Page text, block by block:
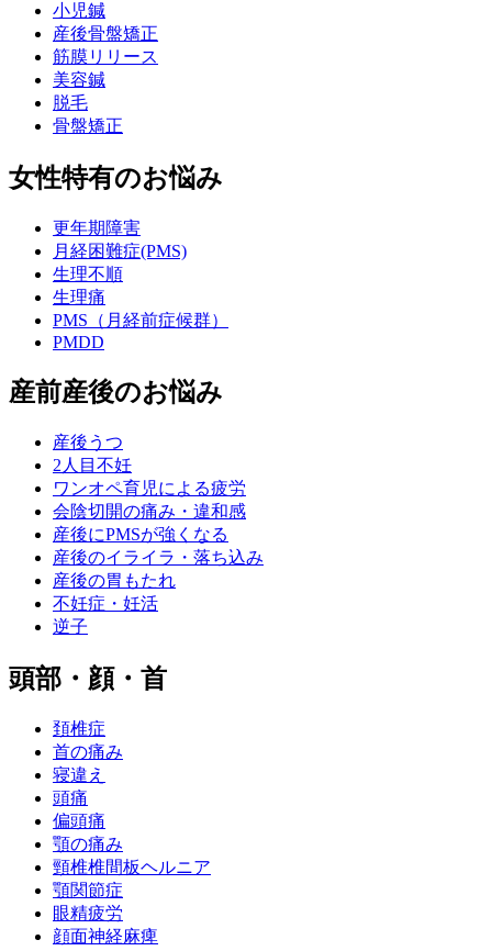
小児鍼
産後骨盤矯正
筋膜リリース
美容鍼
脱毛
骨盤矯正
女性特有のお悩み
更年期障害
月経困難症(PMS)
生理不順
生理痛
PMS（月経前症候群）
PMDD
産前産後のお悩み
産後うつ
2人目不妊
ワンオペ育児による疲労
会陰切開の痛み・違和感
産後にPMSが強くなる
産後のイライラ・落ち込み
産後の胃もたれ
不妊症・妊活
逆子
頭部・顔・首
頚椎症
首の痛み
寝違え
頭痛
偏頭痛
顎の痛み
頸椎椎間板ヘルニア
顎関節症
眼精疲労
顔面神経麻痺